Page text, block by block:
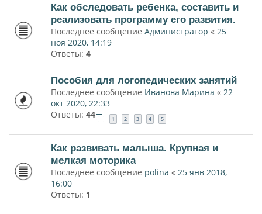
Как обследовать ребенка, составить и
реализовать программу его развития.
Последнее сообщение Администратор « 25
ноя 2020, 14:19
Ответы: 4
Пособия для логопедических занятий
Последнее сообщение Иванова Марина « 22
окт 2020, 22:33
Ответы: 44 1 2 3 4 5
Как развивать малыша. Крупная и
мелкая моторика
Последнее сообщение polina « 25 янв 2018,
16:00
Ответы: 1